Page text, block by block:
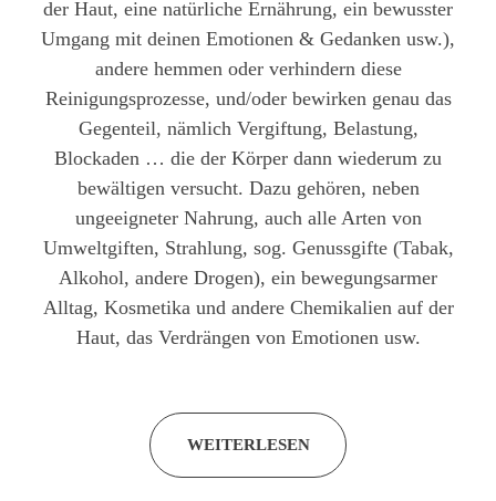
der Haut, eine natürliche Ernährung, ein bewusster
Umgang mit deinen Emotionen & Gedanken usw.),
andere hemmen oder verhindern diese
Reinigungsprozesse, und/oder bewirken genau das
Gegenteil, nämlich Vergiftung, Belastung,
Blockaden … die der Körper dann wiederum zu
bewältigen versucht. Dazu gehören, neben
ungeeigneter Nahrung, auch alle Arten von
Umweltgiften, Strahlung, sog. Genussgifte (Tabak,
Alkohol, andere Drogen), ein bewegungsarmer
Alltag, Kosmetika und andere Chemikalien auf der
Haut, das Verdrängen von Emotionen usw.
WEITERLESEN